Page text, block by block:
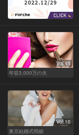
Vol.15
年収3,000万の夫
Vol.10
東京結婚式明細